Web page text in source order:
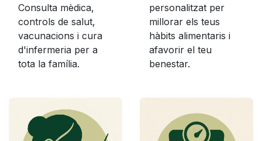
Consulta mèdica,
controls de salut,
vacunacions i cura
d'infermeria per a
tota la família.
personalitzat per
millorar els teus
hàbits alimentaris i
afavorir el teu
benestar.